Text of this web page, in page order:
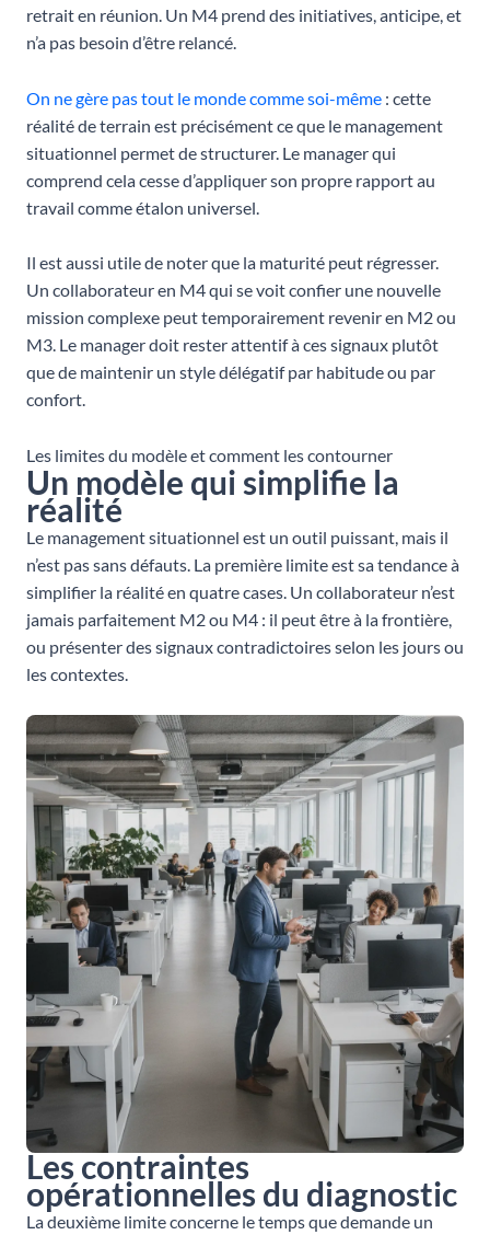
retrait en réunion. Un M4 prend des initiatives, anticipe, et
n’a pas besoin d’être relancé.
On ne gère pas tout le monde comme soi-même : cette
réalité de terrain est précisément ce que le management
situationnel permet de structurer. Le manager qui
comprend cela cesse d’appliquer son propre rapport au
travail comme étalon universel.
Il est aussi utile de noter que la maturité peut régresser.
Un collaborateur en M4 qui se voit confier une nouvelle
mission complexe peut temporairement revenir en M2 ou
M3. Le manager doit rester attentif à ces signaux plutôt
que de maintenir un style délégatif par habitude ou par
confort.
Les limites du modèle et comment les contourner
Un modèle qui simplifie la
réalité
Le management situationnel est un outil puissant, mais il
n’est pas sans défauts. La première limite est sa tendance à
simplifier la réalité en quatre cases. Un collaborateur n’est
jamais parfaitement M2 ou M4 : il peut être à la frontière,
ou présenter des signaux contradictoires selon les jours ou
les contextes.
Les contraintes
opérationnelles du diagnostic
La deuxième limite concerne le temps que demande un